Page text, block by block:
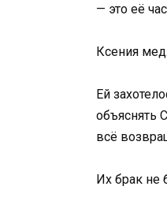
— это её
Ксения
Ей
объяснять
всё
Их брак